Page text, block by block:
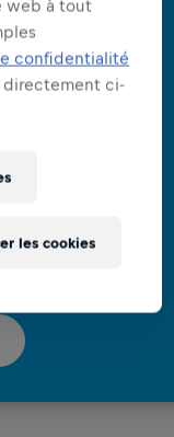
web à tout
confidentialité
directement ci-
les cookies